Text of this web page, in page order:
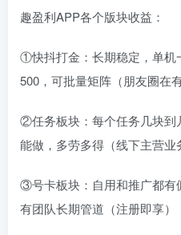
趣盈利APP各个版块收益：
①快抖打金：长期稳定，单机
500，可批量矩阵（朋友圈在
②任务板块：每个任务几块到
能做，多劳多得（线下主营业
③号卡板块：自用和推广都有
有团队长期管道（注册即享）